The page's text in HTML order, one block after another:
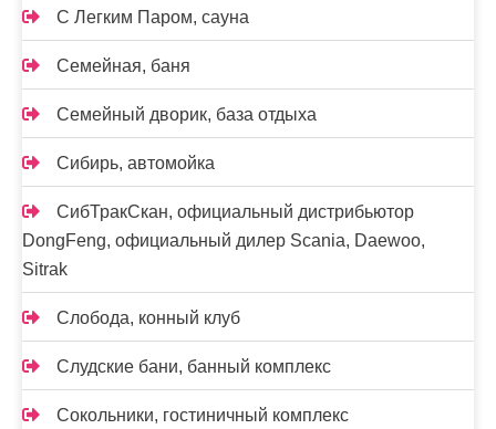
С Легким Паром, сауна
Семейная, баня
Семейный дворик, база отдыха
Сибирь, автомойка
СибТракСкан, официальный дистрибьютор
DongFeng, официальный дилер Scania, Daewoo,
Sitrak
Слобода, конный клуб
Слудские бани, банный комплекс
Сокольники, гостиничный комплекс